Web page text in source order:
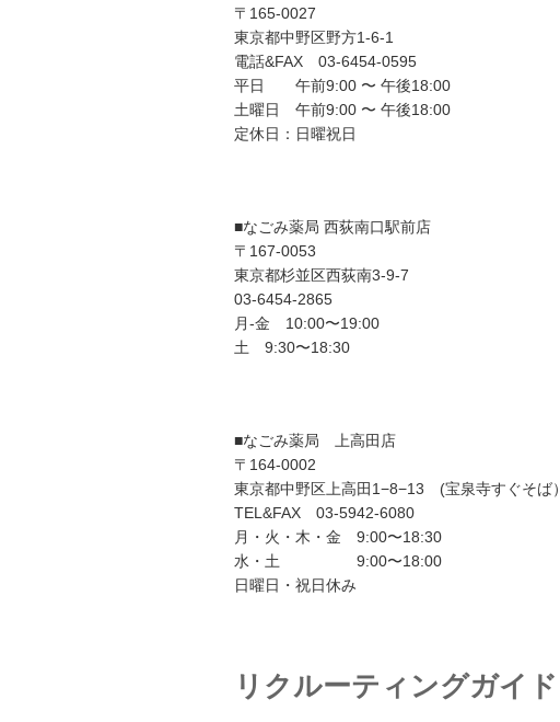
〒165-0027
東京都中野区野方1-6-1
電話&FAX 03-6454-0595
平日 午前9:00 〜 午後18:00
土曜日 午前9:00 〜 午後18:00
定休日：日曜祝日
■なごみ薬局 西荻南口駅前店
〒167-0053
東京都杉並区西荻南3-9-7
03-6454-2865
月-金 10:00〜19:00
土 9:30〜18:30
■なごみ薬局 上高田店
〒164-0002
東京都中野区上高田1−8−13 (宝泉寺すぐそば）
TEL&FAX 03-5942-6080
月・火・木・金 9:00〜18:30
水・土 9:00〜18:00
日曜日・祝日休み
リクルーティングガイド